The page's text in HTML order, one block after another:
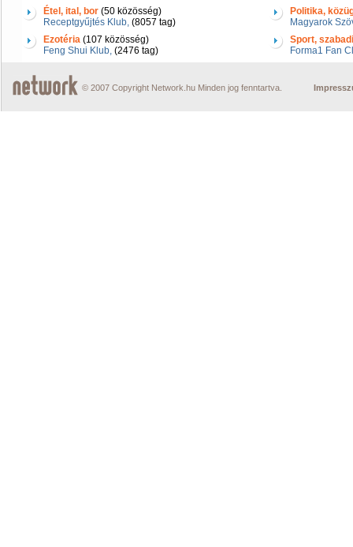
Étel, ital, bor (50 közösség)
Receptgyűjtés Klub, (8057 tag)
Ezotéria (107 közösség)
Feng Shui Klub, (2476 tag)
Politika,
Magyarok
Sport,
Forma1 Fan
© 2007 Copyright Network.hu Minden jog fenntartva.